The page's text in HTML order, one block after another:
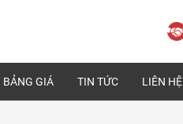
BẢNG GIÁ TIN TỨC LIÊN HỆ